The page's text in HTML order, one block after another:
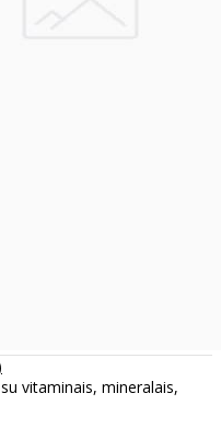
vitaminais, mineralais,